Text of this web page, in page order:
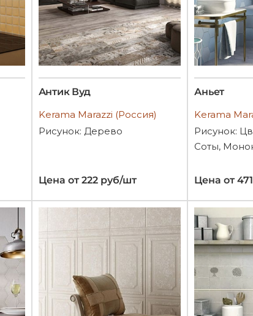
Антик Вуд
Kerama Marazzi (Россия)
Рисунок: Дерево
Цена от 222 руб/шт
Аньет
Kerama
Рисунок:
Соты,
Цена от